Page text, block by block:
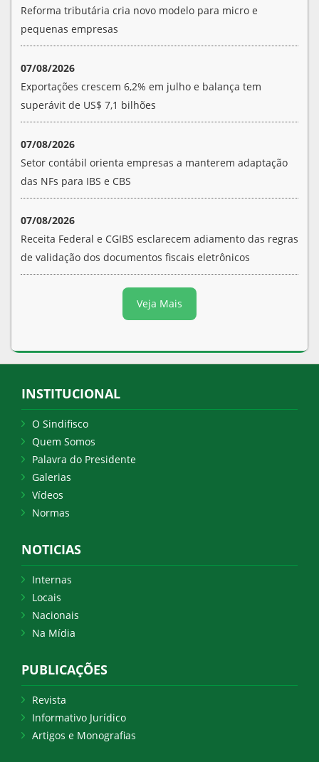
Reforma tributária cria novo modelo para micro e
pequenas empresas
07/08/2026
Exportações crescem 6,2% em julho e balança tem
superávit de US$ 7,1 bilhões
07/08/2026
Setor contábil orienta empresas a manterem adaptação
das NFs para IBS e CBS
07/08/2026
Receita Federal e CGIBS esclarecem adiamento das regras
de validação dos documentos fiscais eletrônicos
Veja Mais
INSTITUCIONAL
O Sindifisco
Quem Somos
Palavra do Presidente
Galerias
Vídeos
Normas
NOTICIAS
Internas
Locais
Nacionais
Na Mídia
PUBLICAÇÕES
Revista
Informativo Jurídico
Artigos e Monografias